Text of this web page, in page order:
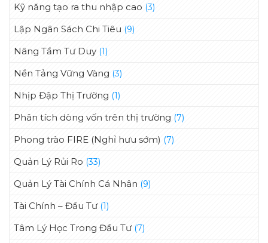
Kỹ năng tạo ra thu nhập cao (3)
Lập Ngân Sách Chi Tiêu (9)
Nâng Tầm Tư Duy (1)
Nền Tảng Vững Vàng (3)
Nhịp Đập Thị Trường (1)
Phân tích dòng vốn trên thị trường (7)
Phong trào FIRE (Nghỉ hưu sớm) (7)
Quản Lý Rủi Ro (33)
Quản Lý Tài Chính Cá Nhân (9)
Tài Chính – Đầu Tư (1)
Tâm Lý Học Trong Đầu Tư (7)